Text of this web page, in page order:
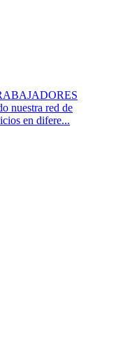
nuestra red de
en difere...